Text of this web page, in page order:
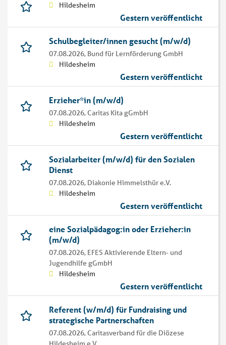
Hildesheim
Gestern veröffentlicht
Schulbegleiter/innen gesucht (m/w/d)
07.08.2026, Bund für Lernförderung GmbH
Hildesheim
Gestern veröffentlicht
Erzieher*in (m/w/d)
07.08.2026, Caritas Kita gGmbH
Hildesheim
Gestern veröffentlicht
Sozialarbeiter (m/w/d) für den Sozialen
Dienst
07.08.2026, Diakonie Himmelsthür e.V.
Hildesheim
Gestern veröffentlicht
eine Sozialpädagog:in oder Erzieher:in
(m/w/d)
07.08.2026, EFES Aktivierende Eltern- und
Jugendhilfe gGmbH
Hildesheim
Gestern veröffentlicht
Referent (w/m/d) für Fundraising und
strategische Partnerschaften
07.08.2026, Caritasverband für die Diözese